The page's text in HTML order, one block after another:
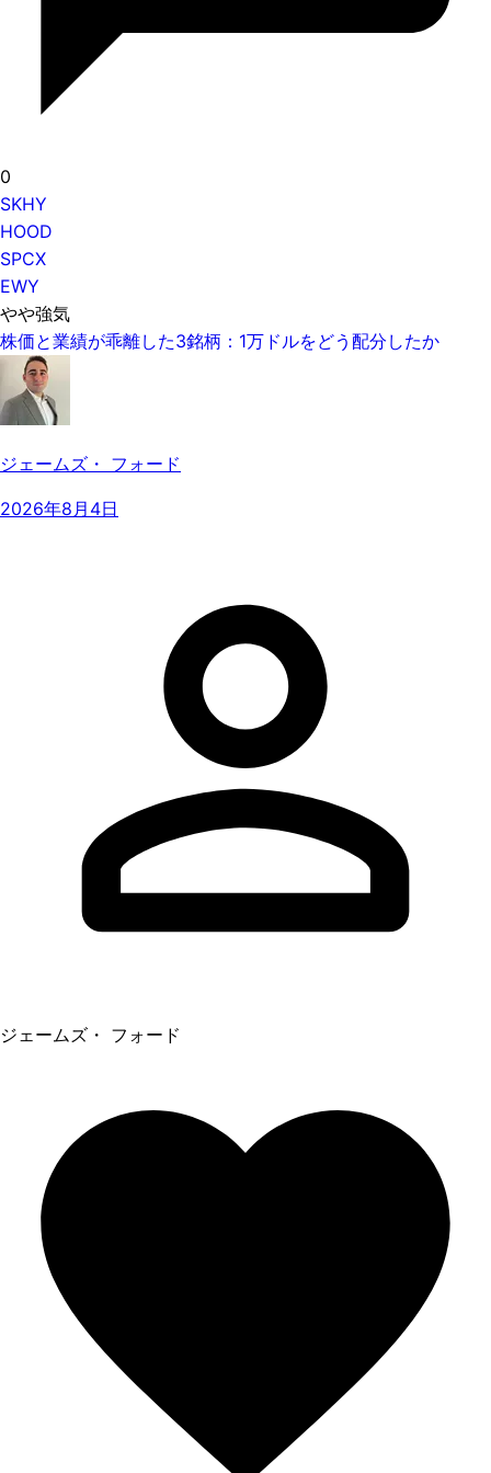
0
SKHY
HOOD
SPCX
EWY
やや強気
株価と業績が乖離した3銘柄：1万ドルをどう配分したか
ジェームズ・ フォード
2026年8月4日
ジェームズ・ フォード